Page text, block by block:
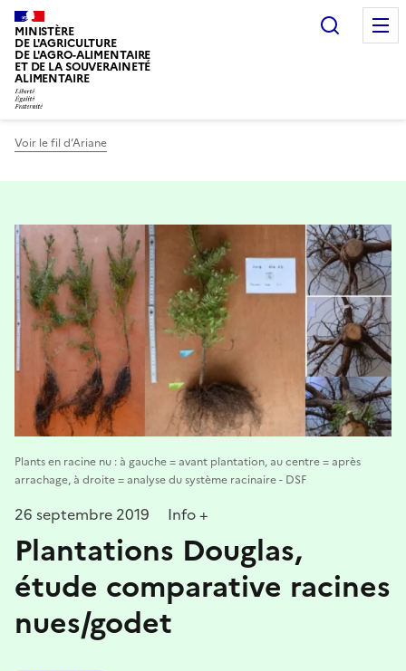
MINISTÈRE
DE L'AGRICULTURE
DE L'AGRO-ALIMENTAIRE
ET DE LA SOUVERAINETÉ
ALIMENTAIRE
Voir le fil d’Ariane
Plants en racine nu : à gauche = avant plantation, au centre = après
arrachage, à droite = analyse du système racinaire - DSF
26 septembre 2019 Info +
Plantations Douglas,
étude comparative racines
nues/godet